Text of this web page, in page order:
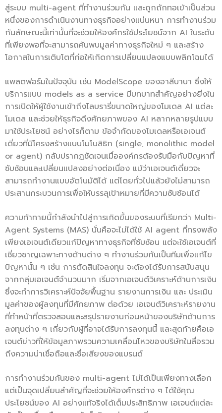
สู่ระบบ multi-agent ที่ทำงานร่วมกัน และถูกถักทอเข้าเป็นส่วน
หนึ่งของการดำเนินงานทางธุรกิจอย่างแน่นหนา การทำงานร่วม
กันลักษณะนี้เท่านั้นที่จะช่วยให้องค์กรใช้ประโยชน์จาก AI ในระดับ
ที่เพียงพอที่จะสามารถค้นพบมูลค่าทางธุรกิจใหม่ ๆ และสร้าง
โอกาสในการเติบโตที่ก่อให้เกิดการเปลี่ยนแปลงแบบพลิกโฉมได้
แพลตฟอร์มในปัจจุบัน เช่น ModelScope ของอาลีบาบา ซึ่งให้
บริการแบบ models as a service มีบทบาทสำคัญอย่างยิ่งใน
การเปิดให้ผู้ใช้งานเข้าถึงไลบรารี่ขนาดใหญ่ของโมเดล AI แต่ละ
โมเดล และช่วยให้ธุรกิจดึงศักยภาพของ AI หลากหลายรูปแบบ
มาใช้ประโยชน์ อย่างไรก็ตาม ข้อจำกัดของโมเดลหรือเอเจนต์
เดี่ยวที่มีโครงสร้างแบบโมโนลิธิก (single, monolithic model
or agent) กลับปรากฏชัดเจนเมื่อองค์กรต้องรับมือกับปัญหาที่
ซับซ้อนและเปลี่ยนแปลงอย่างต่อเนื่อง แม้ว่าเอเจนต์เดี่ยวจะ
สามารถทำงานแบบอัตโนมัติได้ แต่โดยทั่วไปแล้วยังไม่สามารถ
ประสานกระบวนการเพื่อให้บรรลุเป้าหมายที่มีความซับซ้อนได้
ความท้าทายนี้กำลังนำไปสู่การเกิดขึ้นของระบบที่เรียกว่า Multi-
Agent Systems (MAS) นั่นคือจะไม่ได้ใช้ AI agent ที่ทรงพลัง
เพียงเอเจนต์เดียวแก้ปัญหาทางธุรกิจที่ซับซ้อน แต่จะใช้เอเจนต์ที่
เชี่ยวชาญเฉพาะทางด้านต่าง ๆ ทำงานร่วมกันเป็นทีมเพื่อแก้ไข
ปัญหานั้น ๆ เช่น การตัดสินใจลงทุน จะต้องได้รับการสนับสนุน
จากกลุ่มเอเจนต์จำนวนมาก เริ่มจากเอเจนต์วิเคราะห์ด้านการเงิน
ซึ่งจะทำการวิเคราะห์ปัจจัยพื้นฐาน รายงานการเงิน และ ประเมิน
มูลค่าของผู้ลงทุนที่มีศักยภาพ ต่อด้วย เอเจนต์วิเคราะห์รายงาน
ที่ทำหน้าที่ตรวจสอบและสรุปรายงานก่อนหน้าของบริษัทด้านการ
ลงทุนต่าง ๆ เกี่ยวกับผู้ที่อาจได้รับการลงทุนนี้ และสุดท้ายคือเอ
เจนต์ข่าวที่ให้ข้อมูลภาพรวมความเคลื่อนไหวของบริษัทในสื่อรวม
ถึงความน่าเชื่อถือและชื่อเสียงของแบรนด์
การทำงานร่วมกันของ multi-agent ไม่ได้เป็นเพียงทางเลือก
แต่เป็นจุดเปลี่ยนสำคัญที่จะช่วยให้องค์กรต่าง ๆ ได้ใช้คุณ
ประโยชน์ของ AI อย่างแท้จริงได้เต็มประสิทธิภาพ เอเจนต์แต่ละ